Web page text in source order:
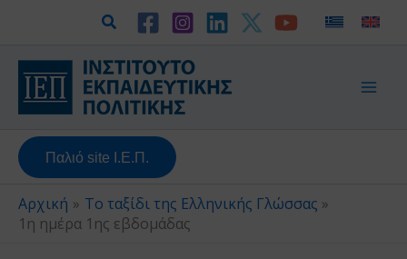
περιεχόμενο
Αναζήτηση
Παλιό site Ι.Ε.Π.
Αρχική
Το ταξίδι της Ελληνικής Γλώσσας
1η ημέρα 1ης εβδομάδας